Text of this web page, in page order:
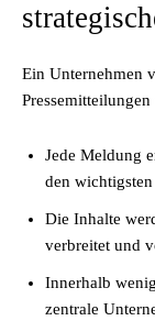
Ein Unternehmen
Jede Meldung
den
Die Inhalte
verbreitet und
Innerhalb
zentrale